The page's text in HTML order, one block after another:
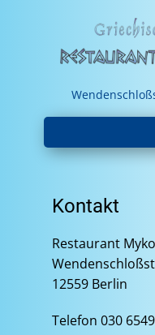
Kontakt
Restaurant
12559 Berlin
Telefon 030